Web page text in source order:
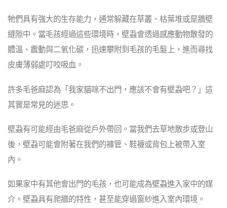
牠們具有強大的生存能力，通常躲藏在草叢、枯葉堆或是牆壁
縫隙中。當毛孩經過這些環境時，壁蝨會透過感應動物散發的
體溫、震動與二氧化碳，迅速攀附到毛孩的毛髮上，進而尋找
皮膚薄弱處叮咬吸血。
許多毛爸麻認為「我家貓咪不出門，應該不會有壁蝨吧？」這
其實是常見的迷思。
壁蝨有可能經由毛爸麻從戶外帶回。當我們去草地散步或登山
後，壁蝨可能會附著在我們的褲管、鞋襪或背包上被帶入室
內。
如果家中有其他會出門的毛孩，也可能成為壁蝨進入家中的媒
介。壁蝨具有爬牆的特性，甚至能穿過窗紗進入室內環境。